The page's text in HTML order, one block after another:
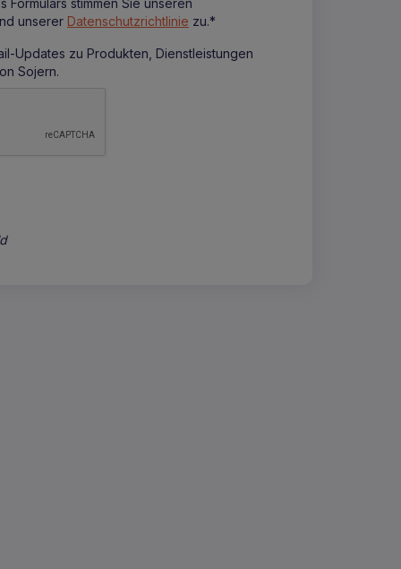
Formulars stimmen Sie unseren
unserer Datenschutzrichtlinie zu.*
Updates zu Produkten, Dienstleistungen
Sojern.